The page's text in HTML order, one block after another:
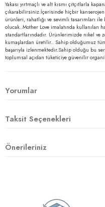
Yakası yırtmaçlı ve alt kısmı çıtçıtlarla
çıkarabilirsiniz.İçerisinde hiçbir
ürünleri, rahatlığı ve sevimli tasarımları
olucak..Mother Love imalatında kullanılan
standartlarındadır. Ürünlerimizde nikel ve
kumaşlardan üretilir.. Sahip olduğumuz
başarıyla izlenmektedir.Sahip olduğu bu
toplumsal açıdan tüketiciye güvenilir
Yorumlar
Taksit Seçenekleri
Önerileriniz